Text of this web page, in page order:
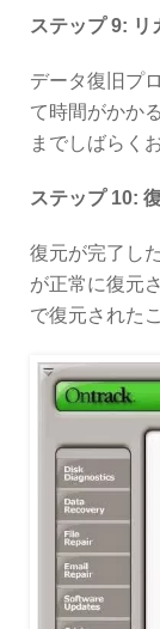
ステップ 9: リ
データ復旧プ
て時間がかか
までしばらく
ステップ 10:
復元が完了し
が正常に復元
で復元された